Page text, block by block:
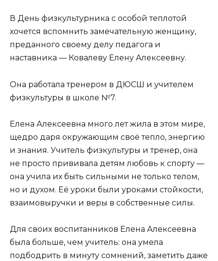
В День физкультурника с особой теплотой
хочется вспомнить замечательную женщину,
преданного своему делу педагога и
наставника — Ковалеву Елену Алексеевну.
Она работала тренером в ДЮСШ и учителем
физкультуры в школе №7.
Елена Алексеевна много лет жила в этом мире,
щедро даря окружающим своё тепло, энергию
и знания. Учитель физкультуры и тренер, она
не просто прививала детям любовь к спорту —
она учила их быть сильными не только телом,
но и духом. Её уроки были уроками стойкости,
взаимовыручки и веры в собственные силы.
Для своих воспитанников Елена Алексеевна
была больше, чем учитель: она умела
подбодрить в минуту сомнений, заметить даже